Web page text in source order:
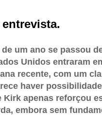
de um ano se passou
Unidos entraram
recente, com um
haver
Kirk apenas reforçou
embora sem